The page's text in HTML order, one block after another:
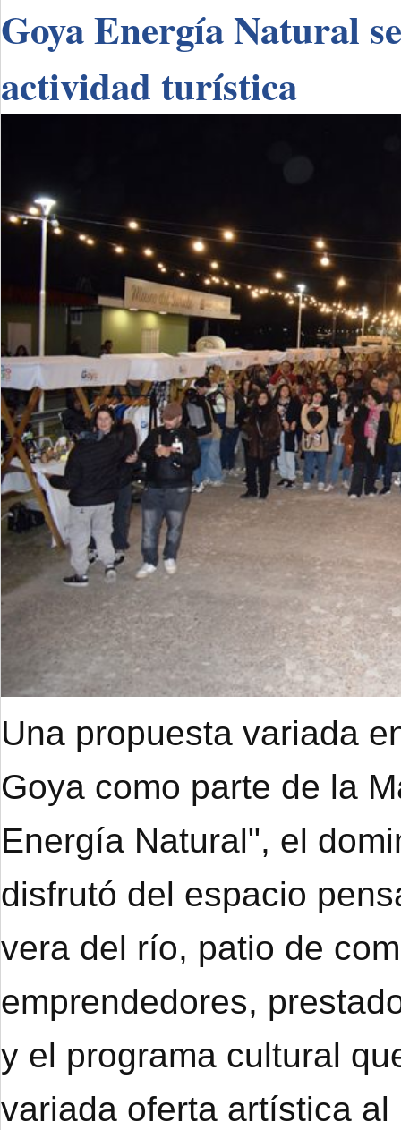
Goya Energía Natural
actividad turística
Una propuesta variada
Goya como parte de la
Energía Natural", el
disfrutó del espacio
vera del río, patio de
emprendedores,
y el programa cultural
variada oferta artística